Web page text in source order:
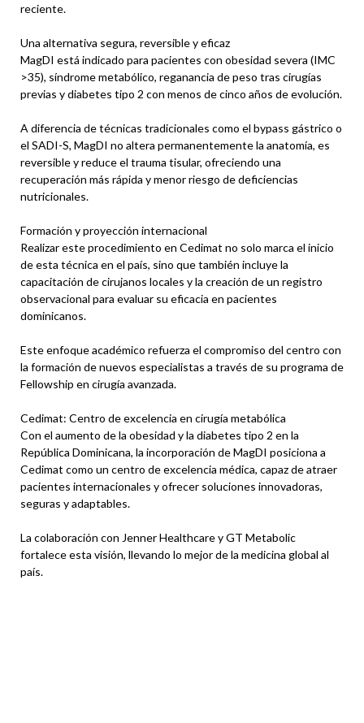
reciente.
Una alternativa segura, reversible y eficaz
MagDI está indicado para pacientes con obesidad severa (IMC
>35), síndrome metabólico, reganancia de peso tras cirugías
previas y diabetes tipo 2 con menos de cinco años de evolución.
A diferencia de técnicas tradicionales como el bypass gástrico o
el SADI-S, MagDI no altera permanentemente la anatomía, es
reversible y reduce el trauma tisular, ofreciendo una
recuperación más rápida y menor riesgo de deficiencias
nutricionales.
Formación y proyección internacional
Realizar este procedimiento en Cedimat no solo marca el inicio
de esta técnica en el país, sino que también incluye la
capacitación de cirujanos locales y la creación de un registro
observacional para evaluar su eficacia en pacientes
dominicanos.
Este enfoque académico refuerza el compromiso del centro con
la formación de nuevos especialistas a través de su programa de
Fellowship en cirugía avanzada.
Cedimat: Centro de excelencia en cirugía metabólica
Con el aumento de la obesidad y la diabetes tipo 2 en la
República Dominicana, la incorporación de MagDI posiciona a
Cedimat como un centro de excelencia médica, capaz de atraer
pacientes internacionales y ofrecer soluciones innovadoras,
seguras y adaptables.
La colaboración con Jenner Healthcare y GT Metabolic
fortalece esta visión, llevando lo mejor de la medicina global al
país.